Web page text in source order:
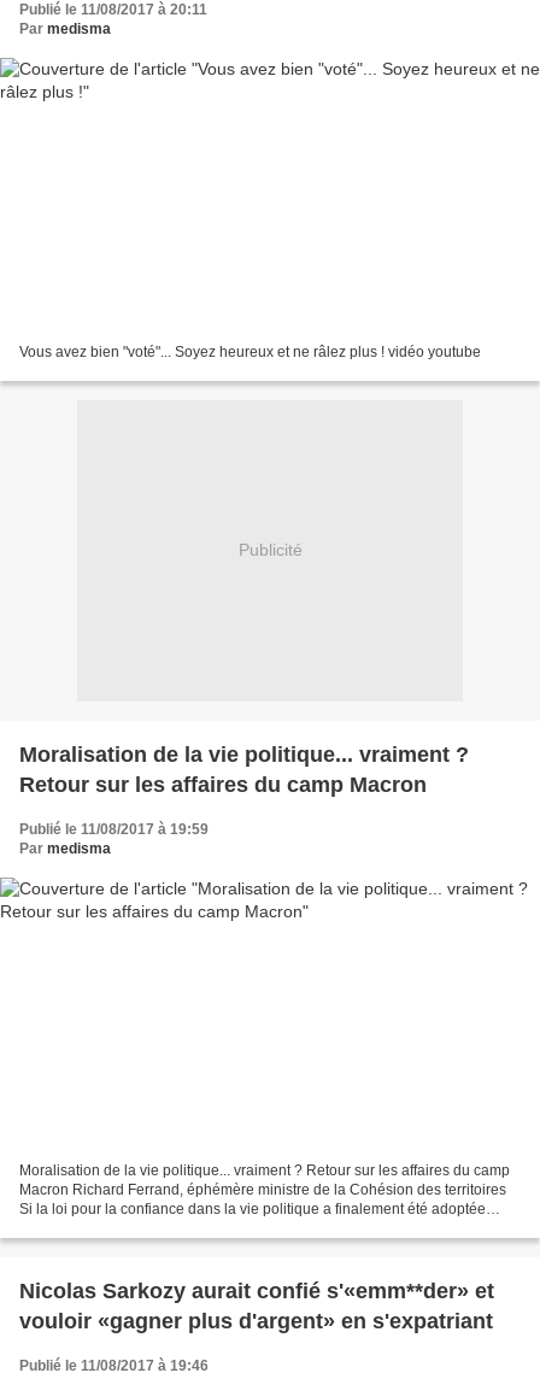
Publié le 11/08/2017 à 20:11
Par medisma
Vous avez bien "voté"... Soyez heureux et ne râlez plus ! vidéo youtube
Publicité
Moralisation de la vie politique... vraiment ?
Retour sur les affaires du camp Macron
Publié le 11/08/2017 à 19:59
Par medisma
Moralisation de la vie politique... vraiment ? Retour sur les affaires du camp
Macron Richard Ferrand, éphémère ministre de la Cohésion des territoires
Si la loi pour la confiance dans la vie politique a finalement été adoptée
Nicolas Sarkozy aurait confié s'«emm**der» et
vouloir «gagner plus d'argent» en s'expatriant
Publié le 11/08/2017 à 19:46